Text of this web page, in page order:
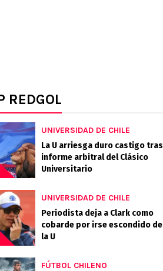
REDGOL
UNIVERSIDAD DE CHILE
La U arriesga duro castigo tras
informe arbitral del Clásico
Universitario
UNIVERSIDAD DE CHILE
Periodista deja a Clark como
cobarde por irse escondido de
la U
FÚTBOL CHILENO